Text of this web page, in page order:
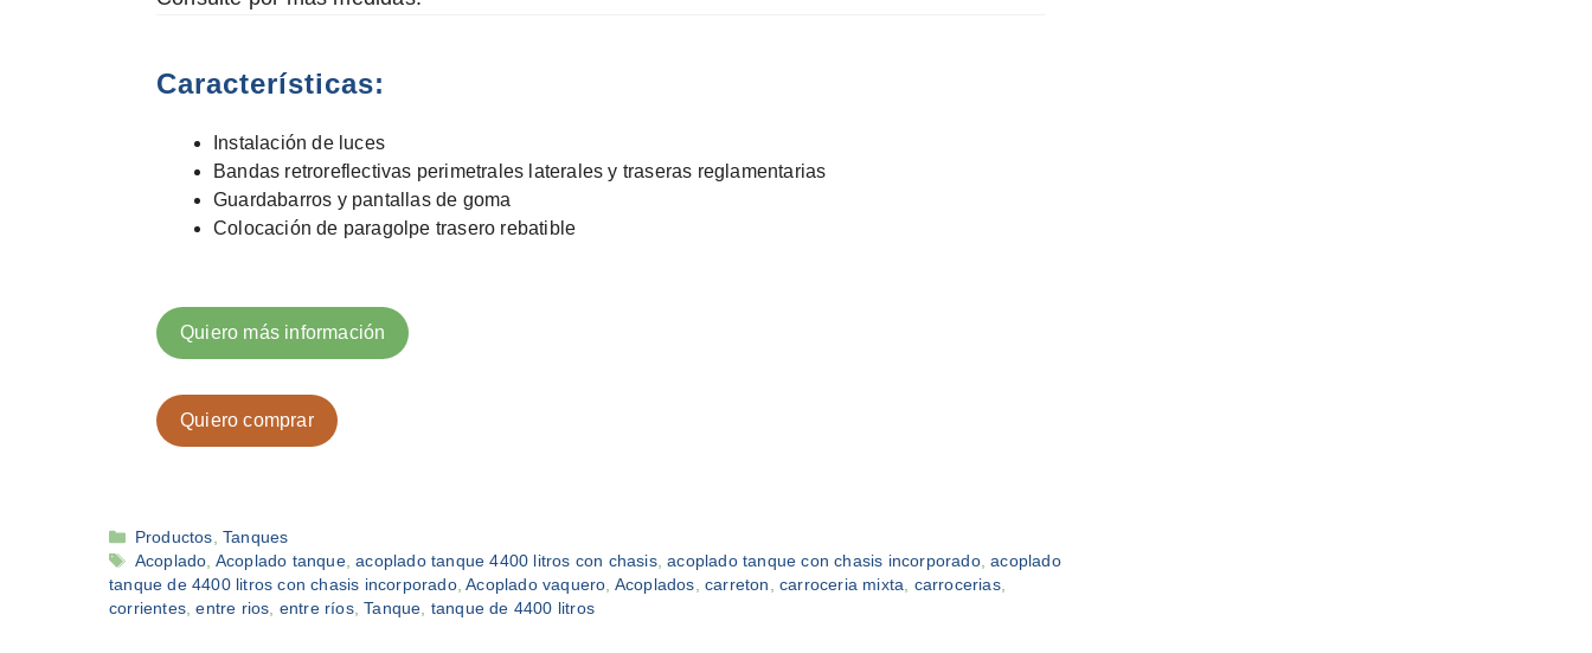
Características:
Instalación de luces
Bandas retroreflectivas perimetrales laterales y traseras reglamentarias
Guardabarros y pantallas de goma
Colocación de paragolpe trasero rebatible
Quiero más información
Quiero comprar
Categorías
Productos, Tanques
Etiquetas
Acoplado, Acoplado tanque,acoplado tanque 4400 litros con chasis,acoplado tanque con chasis incorporado,acoplado
tanque de 4400 litros con chasis incorporado,Acoplado vaquero, Acoplados,carreton ,carroceria mixta, carrocerias,
corrientes,entre rios, entre ríos,Tanque, tanque de 4400 litros